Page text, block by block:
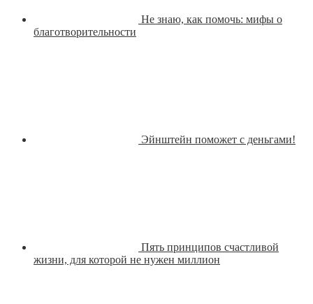
Не знаю, как помочь: мифы о
благотворительности
Эйнштейн поможет с деньгами!
Пять принципов счастливой
жизни, для которой не нужен миллион